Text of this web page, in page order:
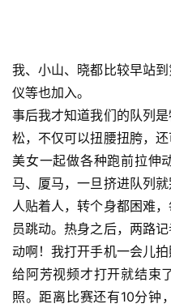
我、小山、晓都比较早站
仪等也加入。
事后我才知道我们的队列
松，不仅可以扭腰扭胯，
美女一起做各种跑前拉伸
马、厦马，一旦挤进队列
人贴着人，转个身都困难
员跳动。热身之后，两路
动啊！我打开手机一会儿
给阿芳视频才打开就结束
照。距离比赛还有10分钟